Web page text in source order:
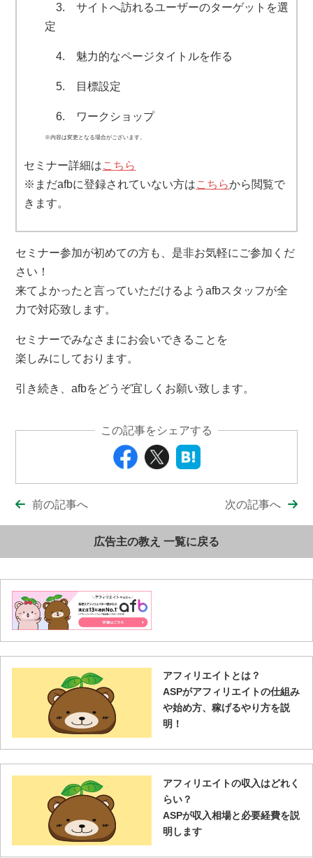
3. サイトへ訪れるユーザーのターゲットを選
定
4. 魅力的なページタイトルを作る
5. 目標設定
6. ワークショップ
※内容は変更となる場合がございます。
セミナー詳細はこちら
※まだafbに登録されていない方はこちらから閲覧で
きます。
セミナー参加が初めての方も、是非お気軽にご参加くだ
さい！
来てよかったと言っていただけるようafbスタッフが全
力で対応致します。
セミナーでみなさまにお会いできることを
楽しみにしております。
引き続き、afbをどうぞ宜しくお願い致します。
この記事をシェアする
前の記事へ 次の記事へ
広告主の教え 一覧に戻る
アフィリエイトとは？
ASPがアフィリエイトの仕組み
や始め方、稼げるやり方を説
明！
アフィリエイトの収入はどれく
らい？
ASPが収入相場と必要経費を説
明します